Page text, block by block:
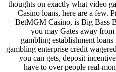
thoughts on exactly what video
Casino loans, here are a few.
BetMGM Casino, is Big Bass
you may Gates away
gambling establishment
gambling enterprise credit
you can gets, deposit
have to over people real-